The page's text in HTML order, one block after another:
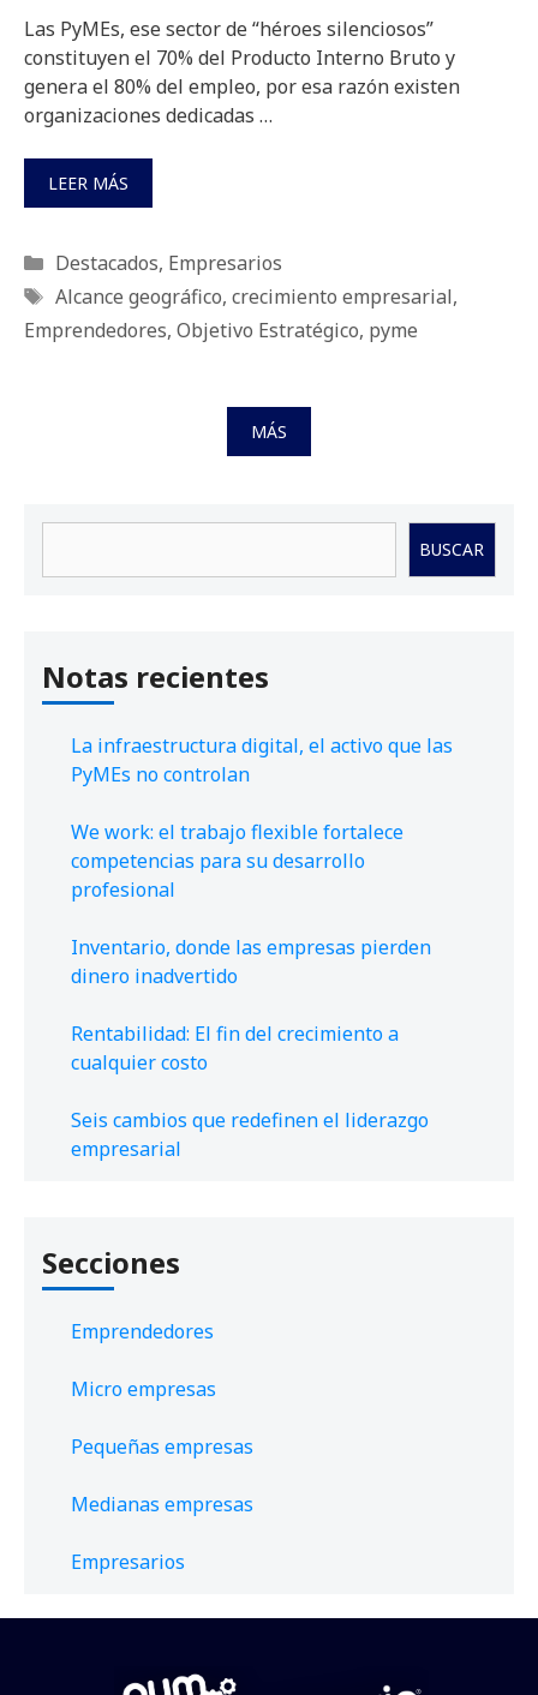
Las PyMEs, ese sector de “héroes silenciosos”
constituyen el 70% del Producto Interno Bruto y
genera el 80% del empleo, por esa razón existen
organizaciones dedicadas …
LEER MÁS
Categorías
Destacados, Empresarios
Etiquetas
Alcance geográfico, crecimiento empresarial,
Emprendedores, Objetivo Estratégico, pyme
MÁS
BUSCAR
Notas recientes
La infraestructura digital, el activo que las
PyMEs no controlan
We work: el trabajo flexible fortalece
competencias para su desarrollo
profesional
Inventario, donde las empresas pierden
dinero inadvertido
Rentabilidad: El fin del crecimiento a
cualquier costo
Seis cambios que redefinen el liderazgo
empresarial
Secciones
Emprendedores
Micro empresas
Pequeñas empresas
Medianas empresas
Empresarios